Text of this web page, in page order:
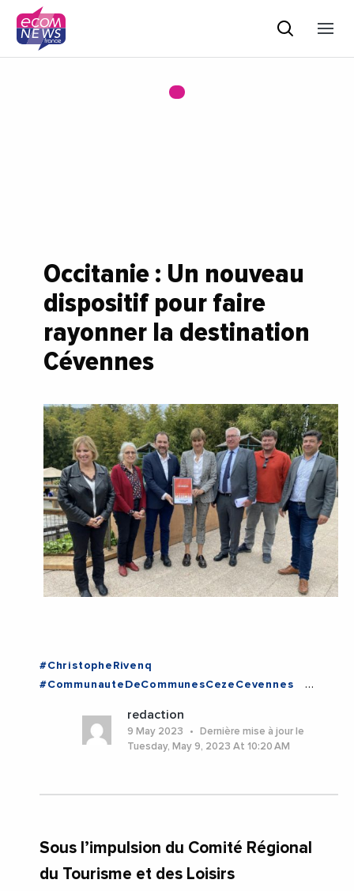
Occitanie : Un nouveau
dispositif pour faire
rayonner la destination
Cévennes
#ChristopheRivenq
#CommunauteDeCommunesCezeCevennes
#AuvergneRhoneAlpes
redaction
9 May 2023
Dernière mise à jour le
Tuesday, May 9, 2023 At 10:20 AM
Sous l’impulsion du Comité Régional
du Tourisme et des Loisirs